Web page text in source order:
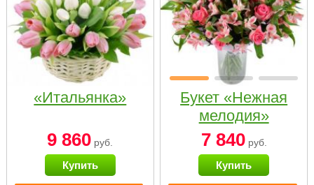
«Итальянка»
9 860 руб.
Купить
Букет «Нежная
мелодия»
7 840руб.
Купить